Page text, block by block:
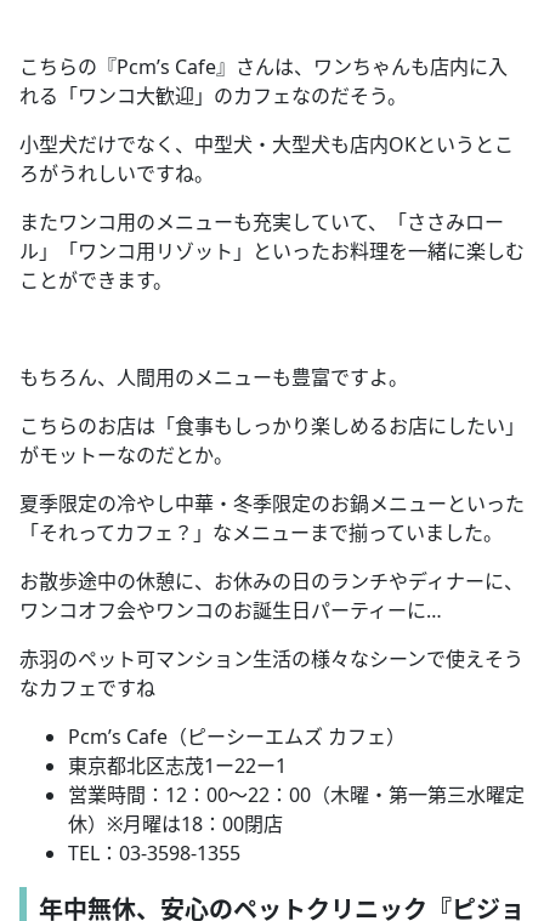
こちらの『Pcm’s Cafe』さんは、ワンちゃんも店内に入
れる「ワンコ大歓迎」のカフェなのだそう。
小型犬だけでなく、中型犬・大型犬も店内OKというとこ
ろがうれしいですね。
またワンコ用のメニューも充実していて、「ささみロー
ル」「ワンコ用リゾット」といったお料理を一緒に楽しむ
ことができます。
もちろん、人間用のメニューも豊富ですよ。
こちらのお店は「食事もしっかり楽しめるお店にしたい」
がモットーなのだとか。
夏季限定の冷やし中華・冬季限定のお鍋メニューといった
「それってカフェ？」なメニューまで揃っていました。
お散歩途中の休憩に、お休みの日のランチやディナーに、
ワンコオフ会やワンコのお誕生日パーティーに…
赤羽のペット可マンション生活の様々なシーンで使えそう
なカフェですね
Pcm’s Cafe （ピーシーエムズ カフェ）
東京都北区志茂1ー22ー1
営業時間： 12 ： 00～22 ： 00 （木曜・第一第三水曜定
休） ※月曜は18 ： 00閉店
TEL ： 03-3598-1355
年中無休、安心のペットクリニック『ピジョ